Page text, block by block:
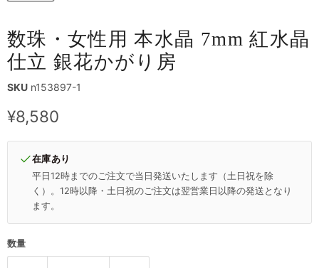
数珠・女性用 本水晶 7mm 紅水晶
仕立 銀花かがり房
SKU n153897-1
現在の価格
¥8,580
在庫あり
平日12時までのご注文で当日発送いたします（土日祝を除
く）。12時以降・土日祝のご注文は翌営業日以降の発送となり
ます。
数量